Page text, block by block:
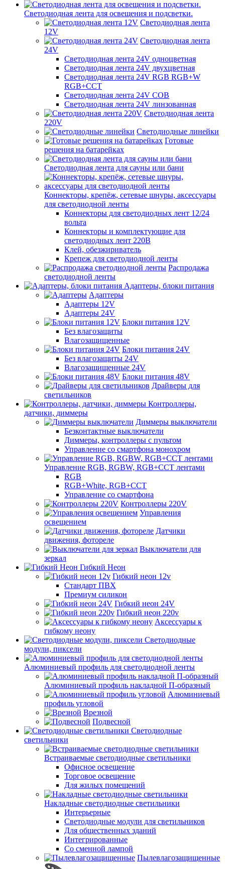
Светодиодная лента для освещения и подсветки.
Светодиодная лента
12V
Светодиодная лента
24V
Светодиодная лента 24V одноцветная
Светодиодная лента 24V двухцветная
Светодиодная лента 24V RGB RGB+W
RGB+CCT
Светодиодная лента 24V COB
Светодиодная лента 24V линзованная
Светодиодная лента
220V
Светодиодные линейки
Готовые
решения на батарейках
Светодиодная лента для сауны или бани
Коннекторы, крепёж, сетевые шнуры, аксессуары
для светодиодной ленты
Коннекторы для светодиодных лент 12/24
вольта
Коннекторы и комплектующие для
светодиодных лент 220В
Клей, обезжириватель
Крепеж для светодиодной ленты
Распродажа
светодиодной ленты
Адаптеры, блоки питания
Адаптеры
Адаптеры 12V
Адаптеры 24V
Блоки питания 12V
Без влагозащиты
Влагозащищенные
Блоки питания 24V
Без влагозащиты 24V
Влагозащищенные 24V
Блоки питания 48V
Драйверы для
светильников
Контроллеры,
датчики, диммеры
Диммеры выключатели
Безконтактные выключатели
Диммеры, контроллеры с пультом
Управление со смартфона монохром
Управление RGB, RGBW, RGB+CCT лентами
RGB
RGB+White, RGB+CCT
Управление со смартфона
Контроллеры 220V
Управления
освещением
Датчики
движения, фотореле
Выключатели для
зеркал
Гибкий Неон
Гибкий неон 12v
Стандарт ПВХ
Премиум силикон
Гибкий неон 24V
Гибкий неон 220v
Аксессуары к
гибкому неону
Светодиодные
модули, пиксели
Алюминиевый профиль для светодиодной ленты
Алюминиевый профиль накладной П-образный
Алюминиевый
профиль угловой
Врезной
Подвесной
Светодиодные
светильники
Встраиваемые светодиодные светильники
Офисное освещение
Торговое освещение
Для жилых помещений
Накладные светодиодные светильники
Интерьерные
Светодиодные модули для светильников
Для общественных зданий
Интегрированные
Со сменной лампой
Пылевлагозащищенные